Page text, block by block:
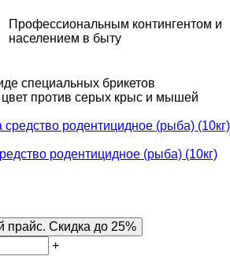
Профессиональным контингентом и
населением в быту
специальных брикетов
против серых крыс и мышей
родентицидное (рыба) (10кг)
прайс. Скидка до 25%
+